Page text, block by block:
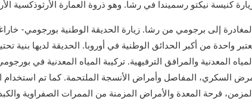
كنيسة نيكتو رسميندا في رشا. وهو ذروة العمارة الأرثوذكسية
إلى برجومي من رشا. زيارة الحديقة الوطنية بورجومي-
واحدة من أكبر الحدائق الوطنية في أوروبا. الحديقة لديها بنية
المعدنية والمرافق الترفيهية. تركيبة المياه المعدنية في
السكري، المفاصل وأمراض الأنسجة الملتحمة. كما تم
قرحة المعدة والأمراض المزمنة من الممرات الصفراوية